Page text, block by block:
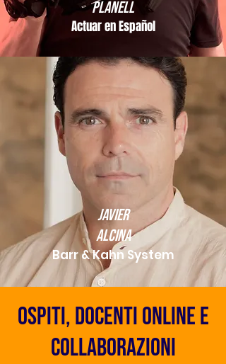
Planell
Actuar en Español
Javier
Alcina
Barr & Kahn System
ospiti, docenti online e
collaborazioni